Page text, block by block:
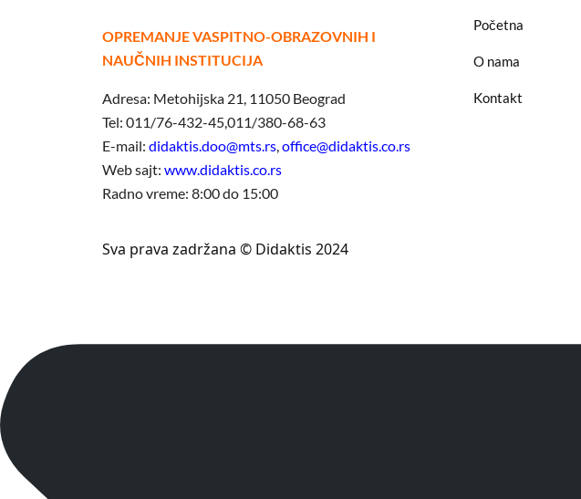
OPREMANJE VASPITNO-OBRAZOVNIH I
NAUČNIH INSTITUCIJA
Adresa: Metohijska 21, 11050 Beograd
Tel: 011/76-432-45,011/380-68-63
E-mail: didaktis.doo@mts.rs office@didaktis.co.rs
Web sajt: www.didaktis.co.rs
Radno vreme: 8:00 do 15:00
Početna
O nama
Kontakt
Sva prava zadržana © Didaktis 2024